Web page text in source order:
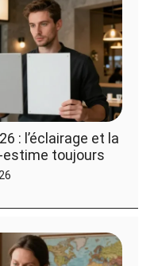
: l’éclairage et la
estime toujours